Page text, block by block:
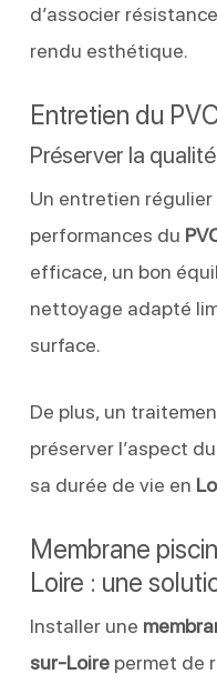
d’associer
rendu esthétique.
Entretien du
Préserver la
Un entretien
performances du
efficace, un bon
nettoyage adapté
surface.
De plus, un
préserver l’aspect
sa durée de vie en
Membrane
Loire : une
Installer une
sur-Loirepermet de